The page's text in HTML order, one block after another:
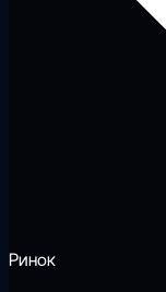
Ринок